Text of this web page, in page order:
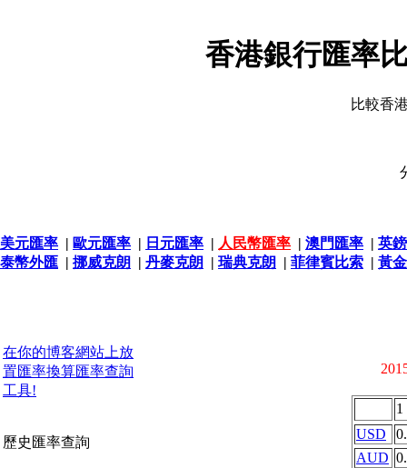
香港銀行匯率
比較香
美元匯率 | 歐元匯率 | 日元匯率 | 人民幣匯率 | 澳門匯率 | 英
泰幣外匯 | 挪威克朗 | 丹麥克朗 | 瑞典克朗 | 菲律賓比索 | 黃
在你的博客網站上放
置匯率換算匯率查詢
工具!
歷史匯率查詢
1
USD
AUD